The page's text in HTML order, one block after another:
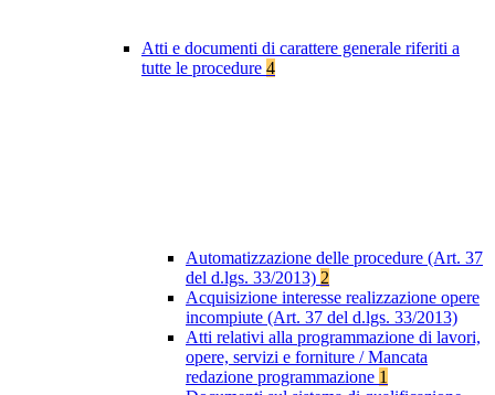
Atti e documenti di carattere generale riferiti a
tutte le procedure 4
Automatizzazione delle procedure (Art. 37
del d.lgs. 33/2013) 2
Acquisizione interesse realizzazione opere
incompiute (Art. 37 del d.lgs. 33/2013)
Atti relativi alla programmazione di lavori,
opere, servizi e forniture / Mancata
redazione programmazione 1